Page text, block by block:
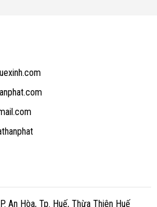
An Hòa, Tp. Huế, Thừa Thiên Huế